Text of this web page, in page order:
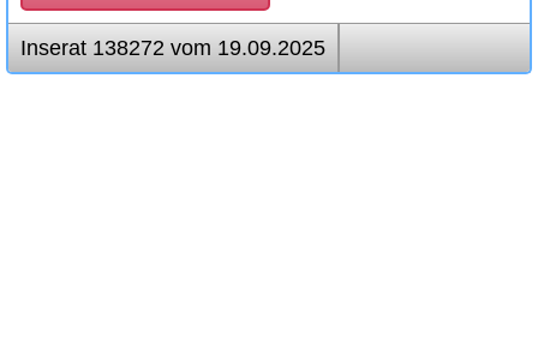
Inserat 138272 vom 19.09.2025